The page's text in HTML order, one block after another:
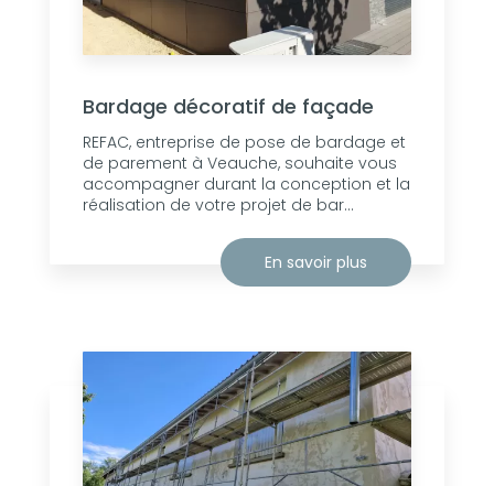
Bardage décoratif de façade
REFAC, entreprise de pose de bardage et
de parement à Veauche, souhaite vous
accompagner durant la conception et la
réalisation de votre projet de bar...
En savoir plus